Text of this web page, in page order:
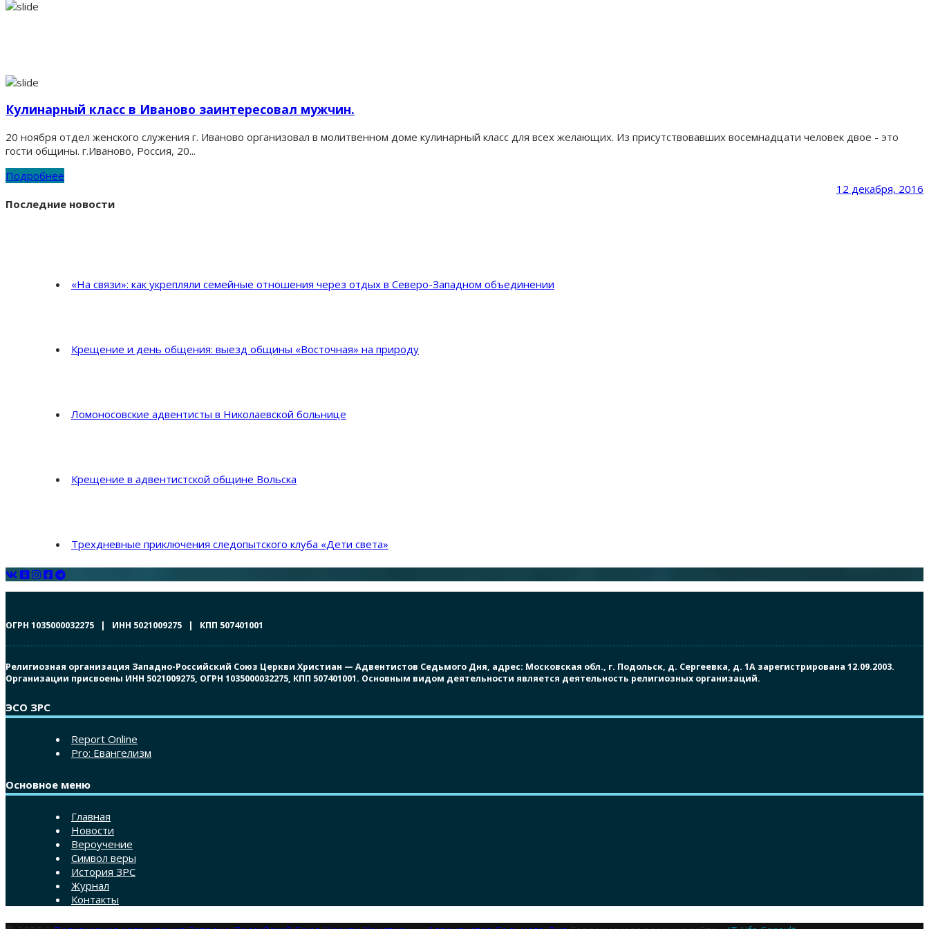
Кулинарный класс в Иваново заинтересовал мужчин.
20 ноября отдел женского служения г. Иваново организовал в молитвенном доме кулинарный класс для всех желающих. Из присутствовавших восемнадцати человек двое - это
гости общины. г.Иваново, Россия, 20...
Подробнее
12 декабря, 2016
Последние новости
«На связи»: как укрепляли семейные отношения через отдых в Северо-Западном объединении
Крещение и день общения: выезд общины «Восточная» на природу
Ломоносовские адвентисты в Николаевской больнице
Крещение в адвентистской общине Вольска
Трехдневные приключения следопытского клуба «Дети света»
ОГРН 1035000032275 | ИНН 5021009275 | КПП 507401001
Религиозная организация Западно-Российский Союз Церкви Христиан — Адвентистов Седьмого Дня, адрес: Московская обл., г. Подольск, д. Сергеевка, д. 1А зарегистрирована 12.09.2003.
Организации присвоены ИНН 5021009275, ОГРН 1035000032275, КПП 507401001. Основным видом деятельности является деятельность религиозных организаций.
ЭСО ЗРС
Report Online
Pro: Евангелизм
Основное меню
Главная
Новости
Вероучение
Символ веры
История ЗРС
Журнал
Контакты